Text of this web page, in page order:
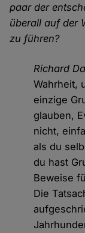
paar der
überall auf der
zu führen?
Richard
Wahrheit,
einzige
glauben,
nicht,
als du
du hast
Beweise
Die